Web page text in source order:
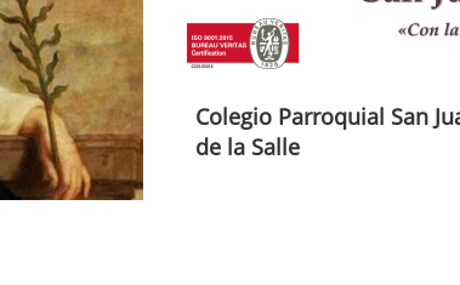
Colegio Parroquial San
de la Salle